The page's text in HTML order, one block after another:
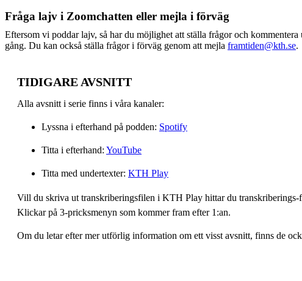
Fråga lajv i Zoomchatten eller mejla i förväg
Eftersom vi poddar lajv, så har du möjlighet att ställa frågor och kommentera
gång. Du kan också ställa frågor i förväg genom att mejla framtiden@kth.se.
TIDIGARE AVSNITT
Alla avsnitt i serie finns i våra kanaler:
Lyssna i efterhand på podden: Spotify
Titta i efterhand: YouTube
Titta med undertexter: KTH Play
Vill du skriva ut transkriberingsfilen i KTH Play hittar du
Klickar på 3-pricksmenyn som kommer fram efter 1:an.
Om du letar efter mer utförlig information om ett visst avsnitt, finns de